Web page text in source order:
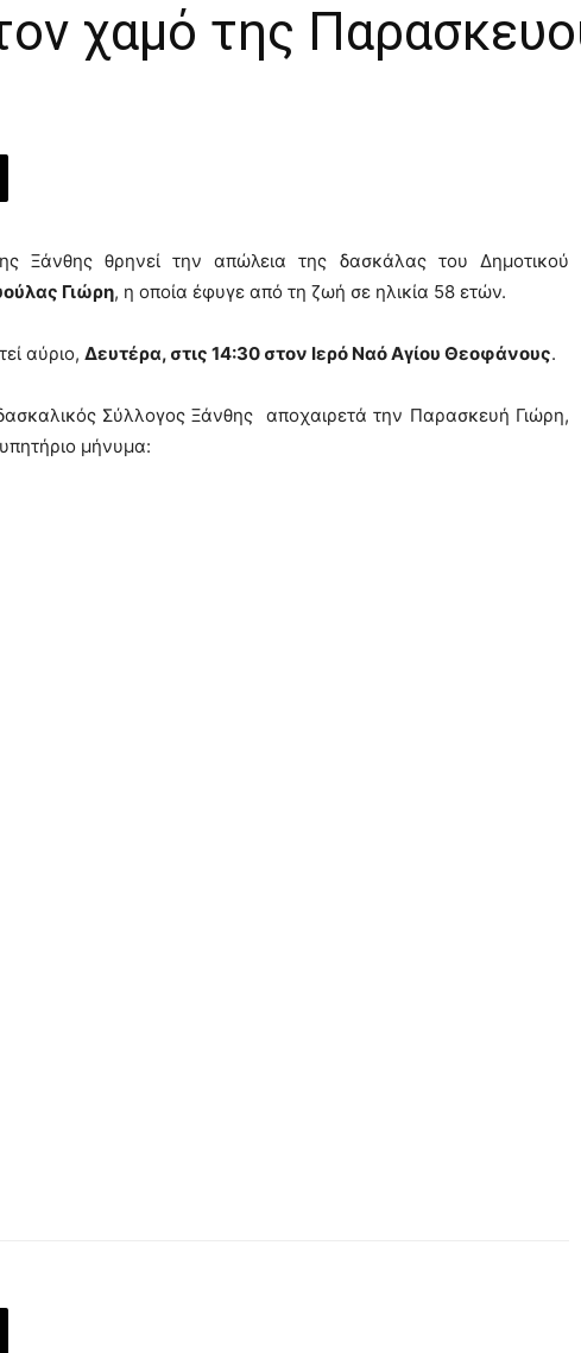
χαμό της
Ξάνθης θρηνεί την απώλεια της δασκάλας του Δημοτικού
Γιώρη, η οποία έφυγε από τη ζωή σε ηλικία 58 ετών.
αύριο, Δευτέρα, στις 14:30 στον Ιερό Ναό Αγίου Θεοφάνους.
Σύλλογος Ξάνθης αποχαιρετά την Παρασκευή Γιώρη,
μήνυμα: